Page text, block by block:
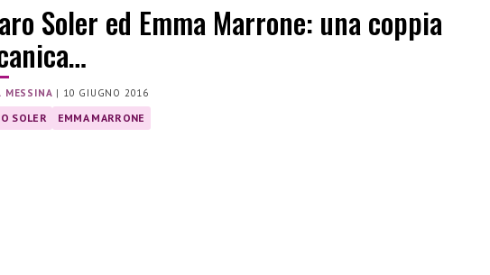
Soler ed Emma Marrone: una coppia
MESSINA | 10 GIUGNO 2016
SOLER EMMA MARRONE